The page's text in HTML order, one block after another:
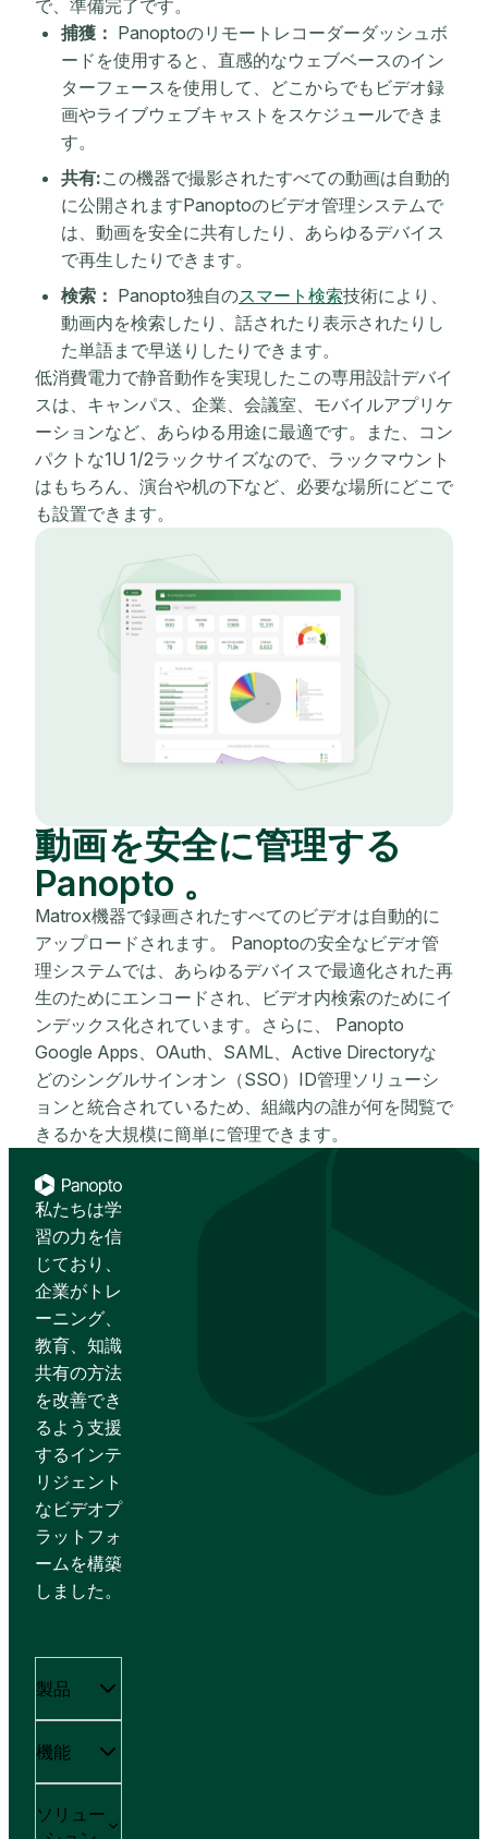
で、準備完了です。
捕獲： Panoptoのリモートレコーダーダッシュボ
ードを使用すると、直感的なウェブベースのイン
ターフェースを使用して、どこからでもビデオ録
画やライブウェブキャストをスケジュールできま
す。
共有:この機器で撮影されたすべての動画は自動的
に公開されますPanoptoのビデオ管理システムで
は、動画を安全に共有したり、あらゆるデバイス
で再生したりできます。
検索： Panopto独自のスマート検索技術により、
動画内を検索したり、話されたり表示されたりし
た単語まで早送りしたりできます。
低消費電力で静音動作を実現したこの専用設計デバイ
スは、キャンパス、企業、会議室、モバイルアプリケ
ーションなど、あらゆる用途に最適です。また、コン
パクトな1U 1/2ラックサイズなので、ラックマウント
はもちろん、演台や机の下など、必要な場所にどこで
も設置できます。
動画を安全に管理する
Panopto 。
Matrox機器で録画されたすべてのビデオは自動的に
アップロードされます。 Panoptoの安全なビデオ管
理システムでは、あらゆるデバイスで最適化された再
生のためにエンコードされ、ビデオ内検索のためにイ
ンデックス化されています。さらに、 Panopto
Google Apps、OAuth、SAML、Active Directoryな
どのシングルサインオン（SSO）ID管理ソリューシ
ョンと統合されているため、組織内の誰が何を閲覧で
きるかを大規模に簡単に管理できます。
私たちは学
習の力を信
じており、
企業がトレ
ーニング、
教育、知識
共有の方法
を改善でき
るよう支援
するインテ
リジェント
なビデオプ
ラットフォ
ームを構築
しました。
製品
機能
ソリュー